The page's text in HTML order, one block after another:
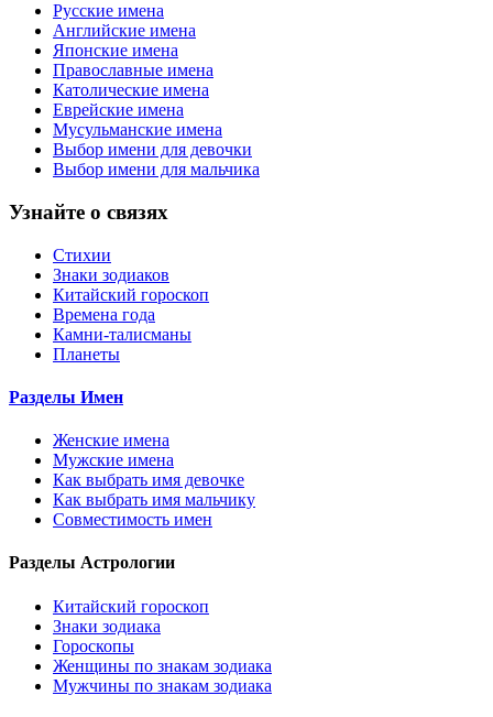
Русские имена
Английские имена
Японские имена
Православные имена
Католические имена
Еврейские имена
Мусульманские имена
Выбор имени для девочки
Выбор имени для мальчика
Узнайте о связях
Стихии
Знаки зодиаков
Китайский гороскоп
Времена года
Камни-талисманы
Планеты
Разделы Имен
Женские имена
Мужские имена
Как выбрать имя девочке
Как выбрать имя мальчику
Совместимость имен
Разделы Астрологии
Китайский гороскоп
Знаки зодиака
Гороскопы
Женщины по знакам зодиака
Мужчины по знакам зодиака